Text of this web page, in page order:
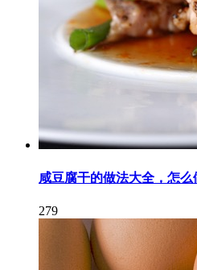
咸豆腐干的做法大全，怎
279